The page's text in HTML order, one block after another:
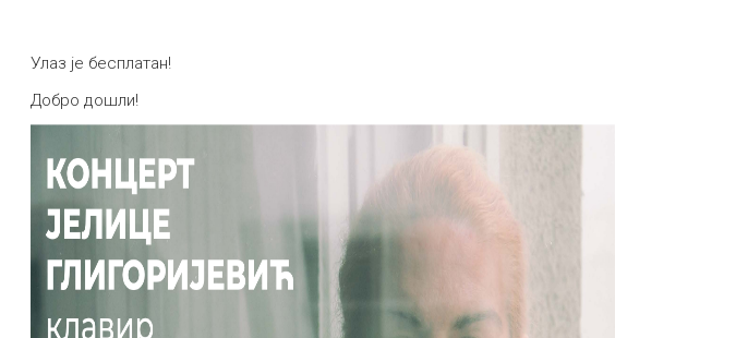
Улаз је бесплатан!
Добро дошли!